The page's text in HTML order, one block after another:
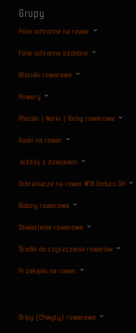
Grupy
Folie ochronne na rower
Folie ochronne ozdobne
Błotniki rowerowe
Rowery
Plecaki | Nerki | Torby rowerowe
Kaski na rower
Jeździj z dzieckiem
Ochraniacze na rower MTB Enduro DH
Bidony rowerowe
Oświetlenie rowerowe
Środki do czyszczenia rowerów
Przekąski na rower
Gripy (Chwyty) rowerowe